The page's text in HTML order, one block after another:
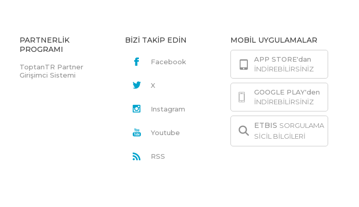
PARTNERLIK
PROGRAMI
ToptanTR Partner
Girişimci Sistemi
BİZİ TAKİP EDİN
Facebook
X
Instagram
Youtube
RSS
MOBİL UYGULAMALAR
APP STORE'dan
İNDİREBİLİRSİNİZ
GOOGLE PLAY'den
İNDİREBİLİRSİNİZ
ETBIS SORGULAMA
SİCİL BİLGİLERİ